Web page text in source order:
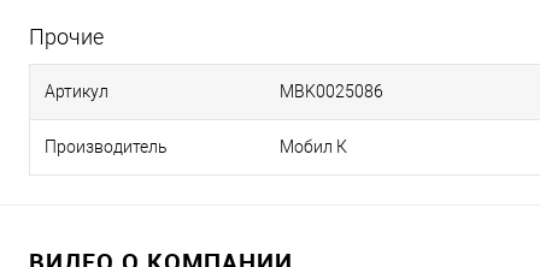
Прочие
Артикул MBK0025086
Производитель Мобил К